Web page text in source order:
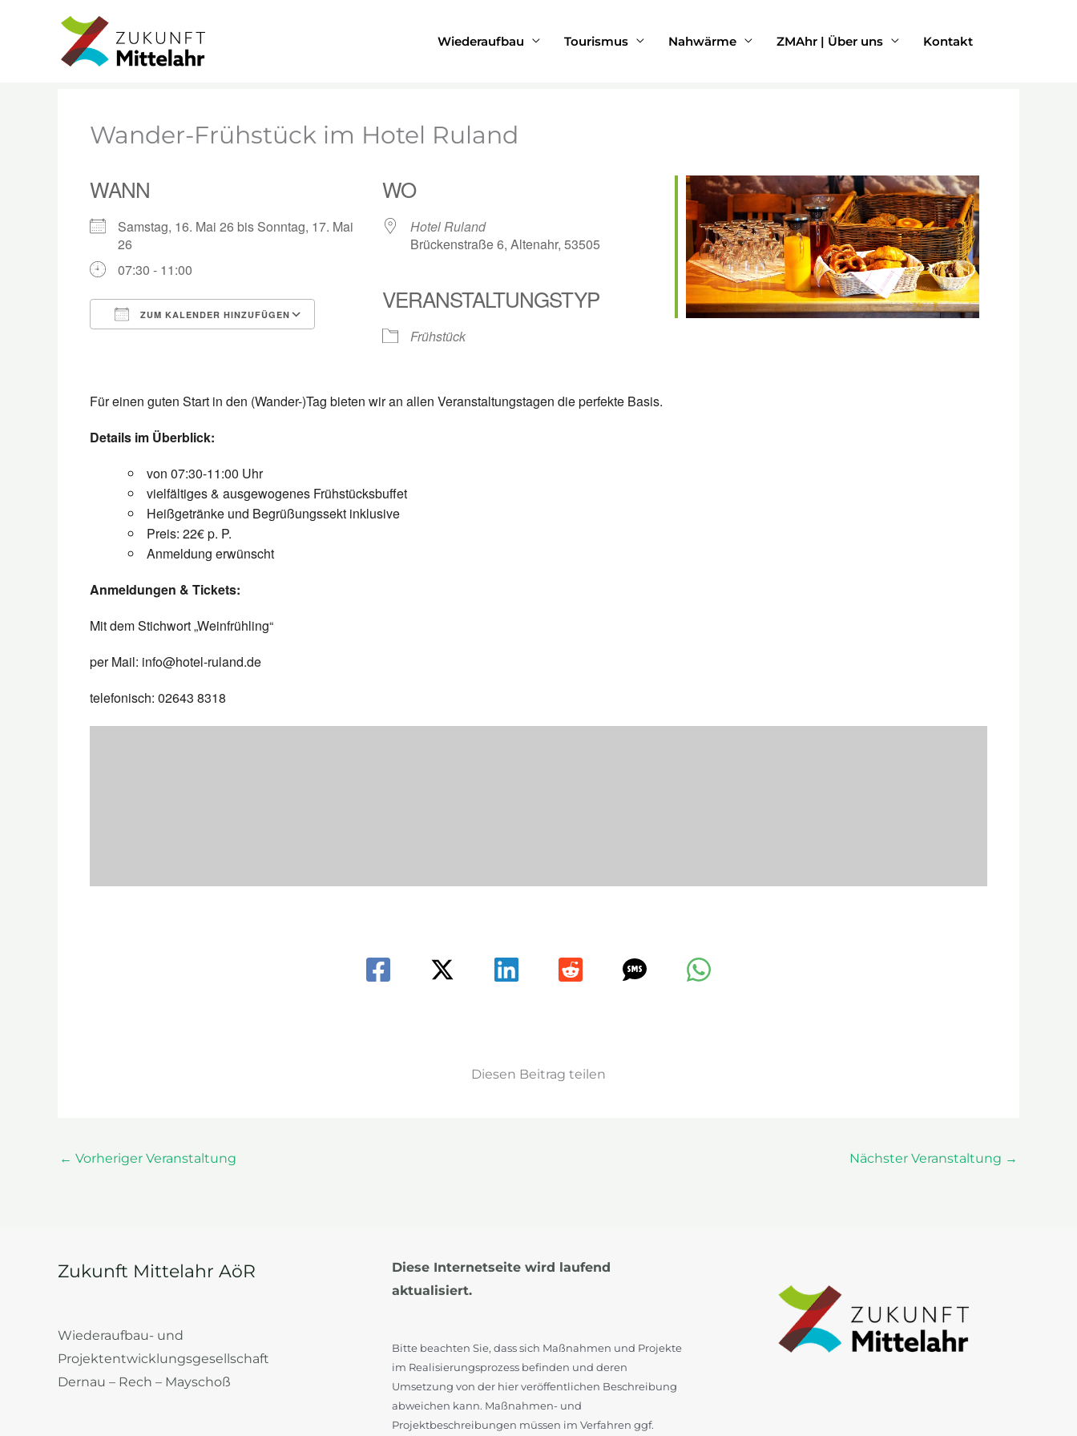
Wiederaufbau Tourismus Nahwärme ZMAhr | Über uns Kontakt
Start Veranstaltungen
Wander-Frühstück im Hotel Ruland
WANN
Samstag, 16. Mai 26 bis Sonntag, 17. Mai
26
07:30 - 11:00
ZUM KALENDER HINZUFÜGEN
Google Kalender
WO
Hotel Ruland
Brückenstraße 6, Altenahr, 53505
VERANSTALTUNGSTYP
Frühstück
Für einen guten Start in den (Wander-)Tag bieten wir an allen Veranstaltungstagen die perfekte Basis.
Details im Überblick:
von 07:30-11:00 Uhr
vielfältiges & ausgewogenes Frühstücksbuffet
Heißgetränke und Begrüßungssekt inklusive
Preis: 22€ p. P.
Anmeldung erwünscht
Anmeldungen & Tickets:
Mit dem Stichwort „Weinfrühling“
per Mail: info@hotel-ruland.de
telefonisch: 02643 8318
Diesen Beitrag teilen
← Vorheriger Veranstaltung Nächster Veranstaltung →
Zukunft Mittelahr AöR
Wiederaufbau- und
Projektentwicklungsgesellschaft
Dernau – Rech – Mayschoß
Diese Internetseite wird laufend
aktualisiert.
Bitte beachten Sie, dass sich Maßnahmen und Projekte
im Realisierungsprozess befinden und deren
Umsetzung von der hier veröffentlichen Beschreibung
abweichen kann. Maßnahmen- und
Projektbeschreibungen müssen im Verfahren ggf.